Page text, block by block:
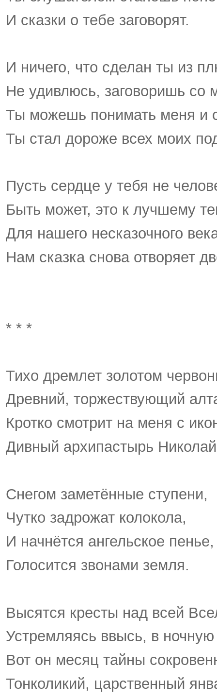
И сказки о тебе заговорят.
И ничего, что сделан ты из
Не удивлюсь, заговоришь со
Ты можешь понимать меня и
Ты стал дороже всех моих
Пусть сердце у тебя не
Быть может, это к лучшему
Для нашего несказочного
Нам сказка снова отворяет
* * *
Тихо дремлет золотом
Древний, торжествующий
Кротко смотрит на меня с
Дивный архипастырь
Снегом заметённые ступени,
Чутко задрожат колокола,
И начнётся ангельское пенье,
Голосится звонами земля.
Высятся кресты над всей
Устремляясь ввысь, в
Вот он месяц тайны
Тонколикий, царственный